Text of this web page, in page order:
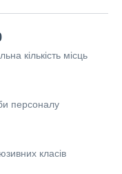
кількість місць
персоналу
класів